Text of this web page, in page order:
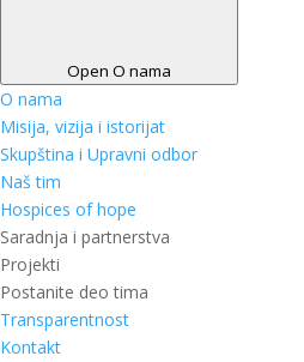
Open O nama
O nama
Misija, vizija i istorijat
Skupština i Upravni odbor
Naš tim
Hospices of hope
Saradnja i partnerstva
Projekti
Postanite deo tima
Transparentnost
Kontakt